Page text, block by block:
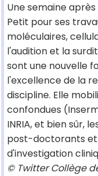
Une semaine
Petit pour ses
moléculaires,
l'audition et la
sont une nouvelle
l'excellence de la
discipline. Elle
confondues
INRIA, et bien sûr,
post-doctorants et
d'investigation
© Twitter Collège